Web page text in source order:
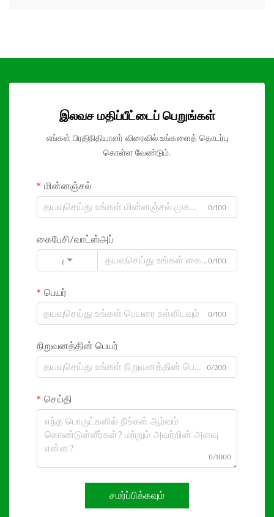
இலவச மதிப்பீட்டைப் பெறுங்கள்
எங்கள் பிரதிநிதியாளர் விரைவில் உங்களைத் தொடர்பு
கொள்ள வேண்டும்.
மின்னஞ்சல்
0/100
கைபேசி/வாட்ஸ்அப்
Code 0/100
பெயர்
0/100
நிறுவனத்தின் பெயர்
0/200
செய்தி
0/1000
சமர்ப்பிக்கவும்